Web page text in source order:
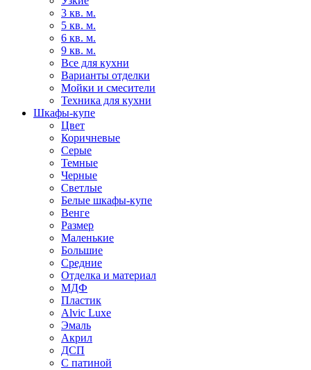
3 кв. м.
5 кв. м.
6 кв. м.
9 кв. м.
Все для кухни
Варианты отделки
Мойки и смесители
Техника для кухни
Шкафы-купе
Цвет
Коричневые
Серые
Темные
Черные
Светлые
Белые шкафы-купе
Венге
Размер
Маленькие
Большие
Средние
Отделка и материал
МДФ
Пластик
Alvic Luxe
Эмаль
Акрил
ДСП
С патиной